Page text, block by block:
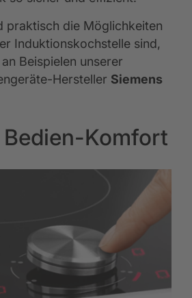
praktisch die Möglichkeiten
Induktionskochstelle sind,
Beispielen unserer
Hersteller Siemens
Bedien-Komfort